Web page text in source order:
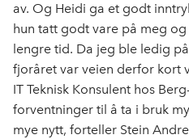
av. Og Heidi ga et godt
hun tatt godt vare på meg
lengre tid. Da jeg ble ledig
fjoråret var veien derfor kort
IT Teknisk Konsulent hos
forventninger til å ta i bruk
mye nytt, forteller Stein